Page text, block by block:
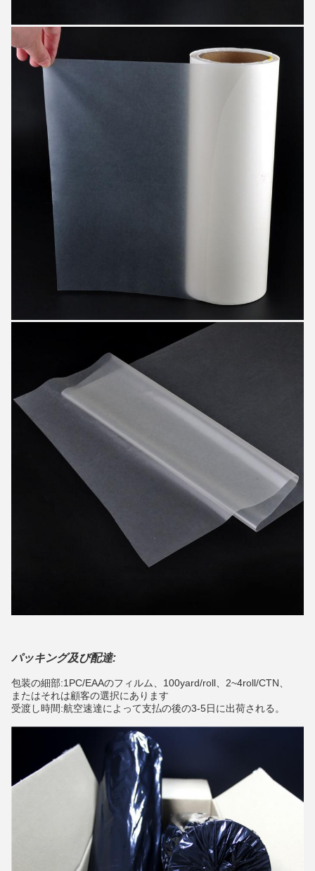
パッキング及び配達:
包装の細部:1PC/EAAのフィルム、100yard/roll、2~4roll/CTN、
またはそれは顧客の選択にあります
受渡し時間:航空速達によって支払の後の3-5日に出荷される。